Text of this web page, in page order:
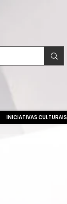
INICIATIVAS CULTURAIS